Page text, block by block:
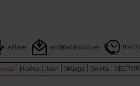
Afíliate siot@and.ccoo.es 954
Huelva Jaén Málaga Sevilla
.
.